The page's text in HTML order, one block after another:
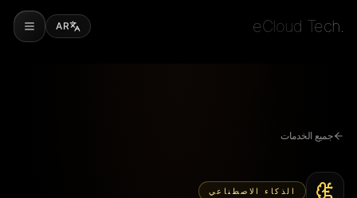
eCloud Tech.
AR
جميع الخدمات
الذكاء الاصطناعي